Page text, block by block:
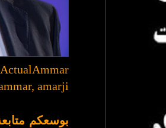
amarji
بوسعكم